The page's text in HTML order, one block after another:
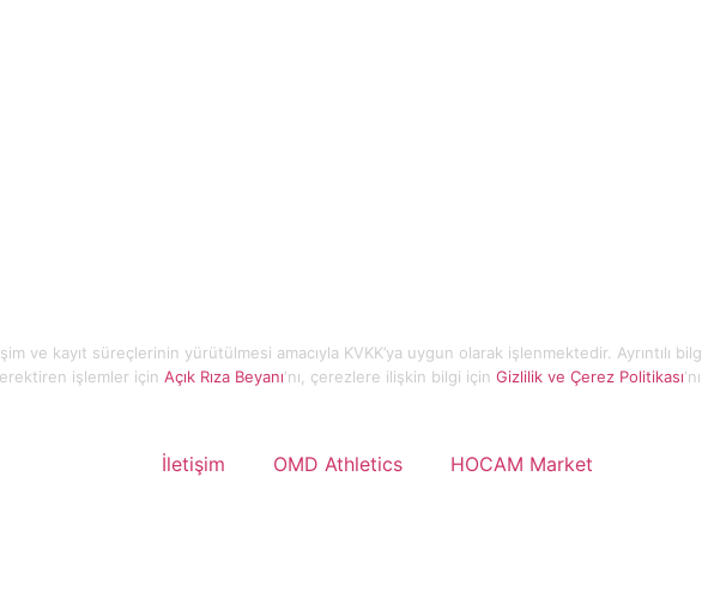
ve kayıt süreçlerinin yürütülmesi amacıyla KVKK’ya uygun olarak işlenmektedir. Ayrıntılı
işlemler için Açık Rıza Beyanı‘nı, çerezlere ilişkin bilgi için Gizlilik ve Çerez Politikası
İletişim OMD Athletics HOCAM Market